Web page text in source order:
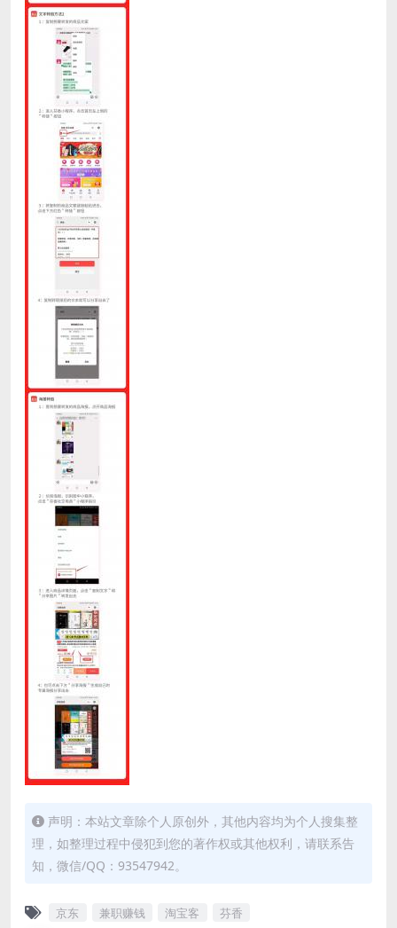
声明：本站文章除个人原创外，其他内容均为个人搜集整
理，如整理过程中侵犯到您的著作权或其他权利，请联系告
知，微信/QQ：93547942。
京东 兼职赚钱 淘宝客 芬香